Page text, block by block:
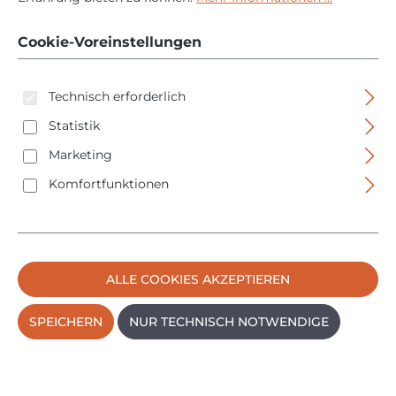
500mm - 128060 - D12
Cookie-Voreinstellungen
Technisch erforderlich
Statistik
Marketing
Komfortfunktionen
ALLE COOKIES AKZEPTIEREN
SPEICHERN NUR TECHNISCH NOTWENDIGE